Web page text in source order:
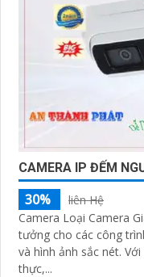
CAMERA IP ĐẾM
30%
liên Hệ
Camera Loại Camera
tưởng cho các công
và hình ảnh sắc nét. Với công nghệ Hồng Ngoại SMD trung
thực,...